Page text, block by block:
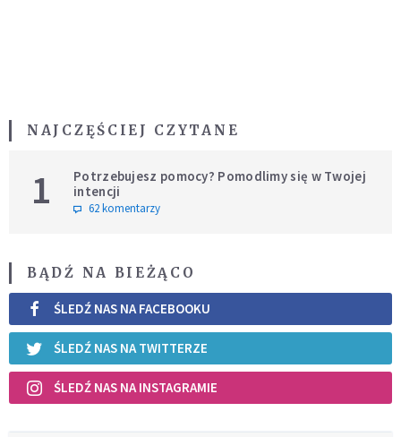
NAJCZĘŚCIEJ CZYTANE
1
Potrzebujesz pomocy? Pomodlimy się w Twojej
intencji
62 komentarzy
BĄDŹ NA BIEŻĄCO
ŚLEDŹ NAS NA FACEBOOKU
ŚLEDŹ NAS NA TWITTERZE
ŚLEDŹ NAS NA INSTAGRAMIE